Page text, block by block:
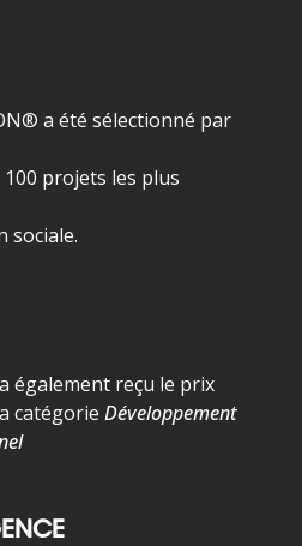
a été sélectionné par
projets les plus
sociale.
également reçu le prix
catégorie Développement